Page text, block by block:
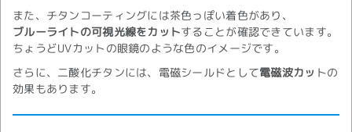
また、チタンコーティングには茶色っぽい着色があり、
ブルーライトの可視光線をカットすることが確認できています。
ちょうどUVカットの眼鏡のような色のイメージです。
さらに、二酸化チタンには、電磁シールドとして電磁波カッ トの
効果もあります。